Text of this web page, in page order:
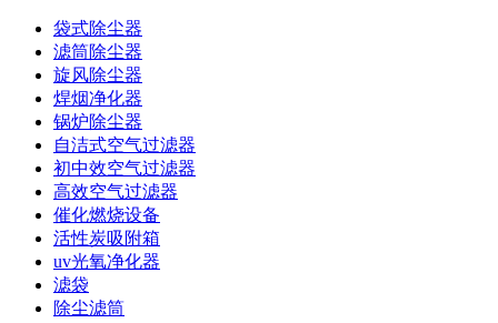
袋式除尘器
滤筒除尘器
旋风除尘器
焊烟净化器
锅炉除尘器
自洁式空气过滤器
初中效空气过滤器
高效空气过滤器
催化燃烧设备
活性炭吸附箱
uv光氧净化器
滤袋
除尘滤筒